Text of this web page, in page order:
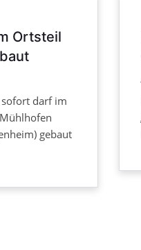
Ortsteil
darf im
gebaut